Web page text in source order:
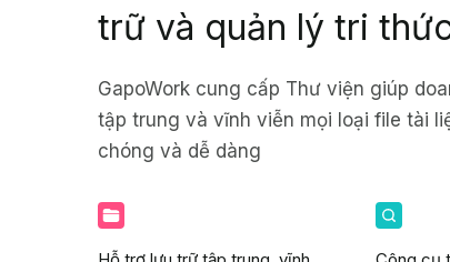
trữ và quản lý tri
GapoWork cung cấp Thư viện giúp
tập trung và vĩnh viễn mọi loại file tài
chóng và dễ dàng